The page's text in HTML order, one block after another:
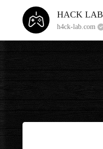
HACK LAB
h4ck-lab.com